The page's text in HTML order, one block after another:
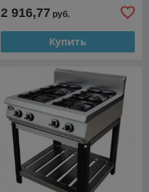
2 916,77 руб.
Купить